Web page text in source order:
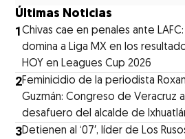
Últimas Noticias
1Chivas cae en penales ante LAFC:
domina a Liga MX en los
HOY en Leagues Cup 2026
2Feminicidio de la periodista
Guzmán: Congreso de Veracruz
desafuero del alcalde de
3Detienen al ‘07′, líder de Los